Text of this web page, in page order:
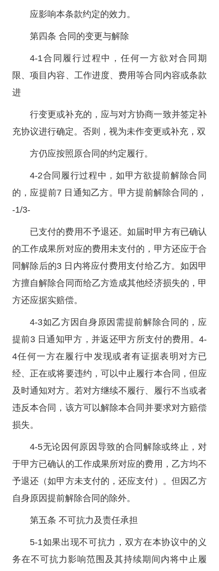
应影响本条款约定的效力。
第四条 合同的变更与解除
4-1合同履行过程中，任何一方欲对合同期
限、项目内容、工作进度、费用等合同内容或条款
进
行变更或补充的，应与对方协商一致并签定补
充协议进行确定。否则，视为未作变更或补充，双
方仍应按照原合同的约定履行。
4-2合同履行过程中，如甲方欲提前解除合同
的，应提前7 日通知乙方。甲方提前解除合同的，
-1/3-
已支付的费用不予退还。如届时甲方有已确认
的工作成果所对应的费用未支付的，甲方还应于合
同解除后的3 日内将应付费用支付给乙方。如因甲
方擅自解除合同而给乙方造成其他经济损失的，甲
方还应据实赔偿。
4-3如乙方因自身原因需提前解除合同的，应
提前3 日通知甲方，并返还甲方所支付的费用。4-
4任何一方在履行中发现或者有证据表明对方已
经、正在或将要违约，可以中止履行本合同，但应
及时通知对方。若对方继续不履行、履行不当或者
违反本合同，该方可以解除本合同并要求对方赔偿
损失。
4-5无论因何原因导致的合同解除或终止，对
于甲方已确认的工作成果所对应的费用，乙方均不
予退还（如甲方未支付的，还应支付）。但因乙方
自身原因提前解除合同的除外。
第五条 不可抗力及责任承担
5-1如果出现不可抗力，双方在本协议中的义
务在不可抗力影响范围及其持续期间内将中止履